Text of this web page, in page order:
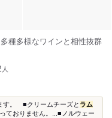
種多様なワインと相性抜群
人
す。 ■クリームチーズと ラム
ておりません。...■ノルウェー